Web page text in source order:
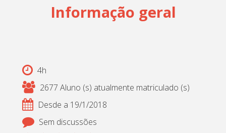
Entrar
Informação geral
4h
2677 Aluno (s) atualmente matriculado (s)
Desde a 19/1/2018
Sem discussões